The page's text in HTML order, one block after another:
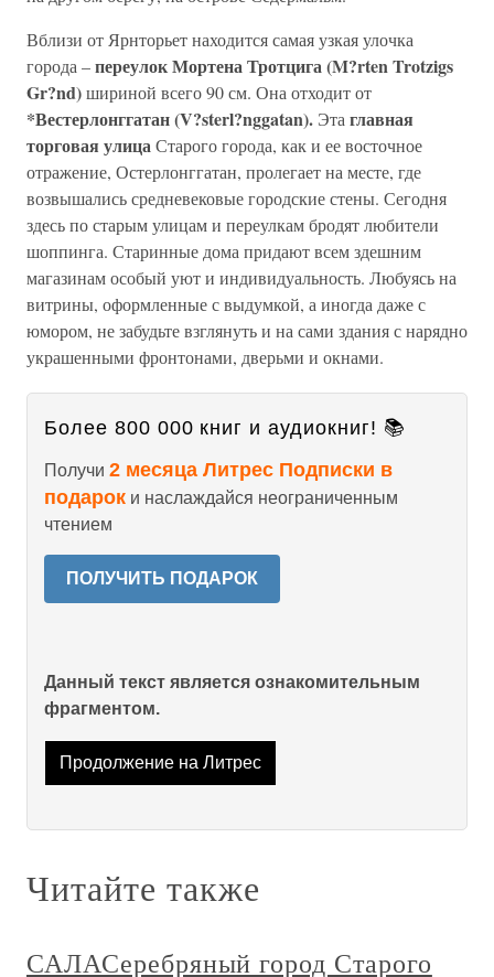
Вблизи от Ярнторьет находится самая узкая улочка
города –переулок Мортена Тротцига (M?rten Trotzigs
Gr?nd)шириной всего 90 см. Она отходит от
*Вестерлонггатан (V?sterl?nggatan). Эта главная
торговая улицаСтарого города, как и ее восточное
отражение, Остерлонггатан, пролегает на месте, где
возвышались средневековые городские стены. Сегодня
здесь по старым улицам и переулкам бродят любители
шоппинга. Старинные дома придают всем здешним
магазинам особый уют и индивидуальность. Любуясь на
витрины, оформленные с выдумкой, а иногда даже с
юмором, не забудьте взглянуть и на сами здания с нарядно
украшенными фронтонами, дверьми и окнами.
Более 800 000 книг и аудиокниг! 📚
Получи 2 месяца Литрес Подписки в
подарок и наслаждайся неограниченным
чтением
ПОЛУЧИТЬ ПОДАРОК
Данный текст является ознакомительным
фрагментом.
Продолжение на Литрес
Читайте также
САЛАСеребряный город Старого